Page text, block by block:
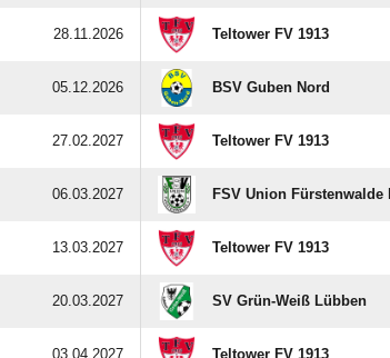
28.11.2026 Teltower FV 1913
05.12.2026 BSV Guben Nord
27.02.2027 Teltower FV 1913
06.03.2027 FSV Union Fürstenwalde II
13.03.2027 Teltower FV 1913
20.03.2027 SV Grün-Weiß Lübben
03.04.2027 Teltower FV 1913